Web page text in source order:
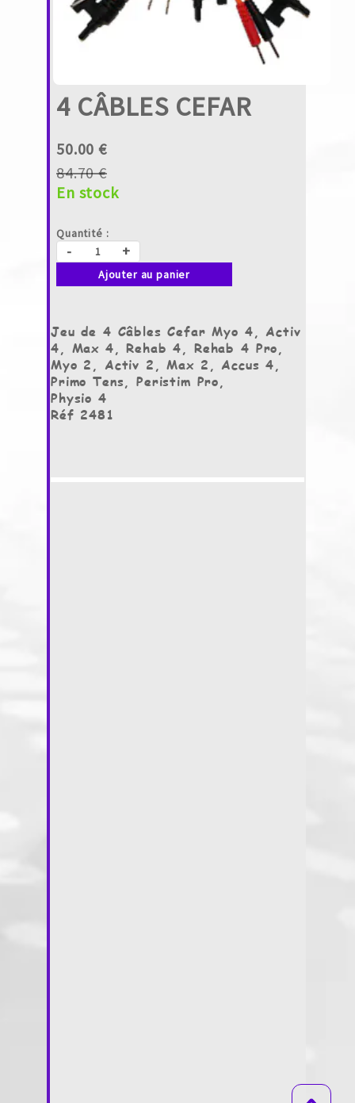
4 CÂBLES CEFAR
50.00 €
84.70 €
En stock
Quantité :
- +
Ajouter au panier
Jeu de 4 Câbles Cefar Myo 4, Activ
4, Max 4, Rehab 4, Rehab 4 Pro,
Myo 2, Activ 2, Max 2, Accus 4,
Primo Tens, Peristim Pro,
Physio 4
Réf 2481